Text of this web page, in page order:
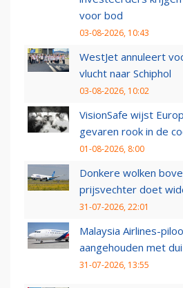
voor bod
03-08-2026, 10:43
WestJet annuleert
vlucht naar Schiphol
03-08-2026, 10:02
VisionSafe wijst
gevaren rook in de
01-08-2026, 8:00
Donkere wolken
prijsvechter doet
31-07-2026, 22:01
Malaysia Airlines-
aangehouden met
31-07-2026, 13:55